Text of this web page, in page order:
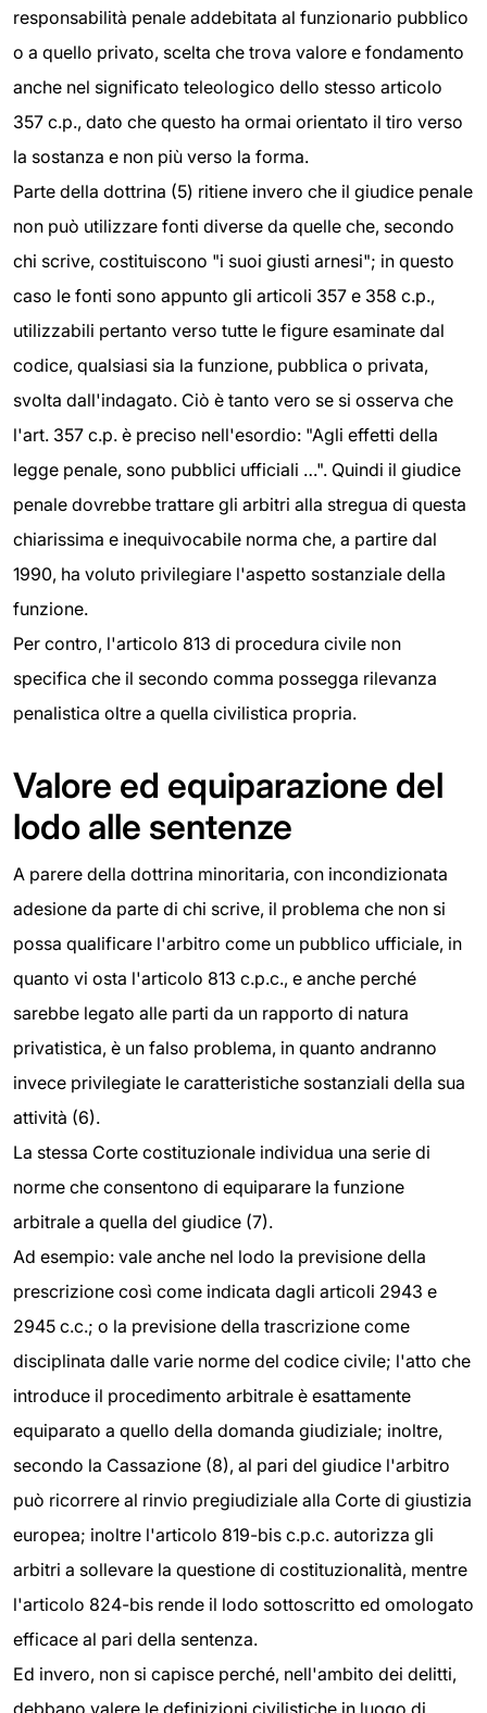
responsabilità penale addebitata al funzionario pubblico
o a quello privato, scelta che trova valore e fondamento
anche nel significato teleologico dello stesso articolo
357 c.p., dato che questo ha ormai orientato il tiro verso
la sostanza e non più verso la forma.
Parte della dottrina (5) ritiene invero che il giudice penale
non può utilizzare fonti diverse da quelle che, secondo
chi scrive, costituiscono "i suoi giusti arnesi"; in questo
caso le fonti sono appunto gli articoli 357 e 358 c.p.,
utilizzabili pertanto verso tutte le figure esaminate dal
codice, qualsiasi sia la funzione, pubblica o privata,
svolta dall'indagato. Ciò è tanto vero se si osserva che
l'art. 357 c.p. è preciso nell'esordio: "Agli effetti della
legge penale, sono pubblici ufficiali …". Quindi il giudice
penale dovrebbe trattare gli arbitri alla stregua di questa
chiarissima e inequivocabile norma che, a partire dal
1990, ha voluto privilegiare l'aspetto sostanziale della
funzione.
Per contro, l'articolo 813 di procedura civile non
specifica che il secondo comma possegga rilevanza
penalistica oltre a quella civilistica propria.
Valore ed equiparazione del
lodo alle sentenze
A parere della dottrina minoritaria, con incondizionata
adesione da parte di chi scrive, il problema che non si
possa qualificare l'arbitro come un pubblico ufficiale, in
quanto vi osta l'articolo 813 c.p.c., e anche perché
sarebbe legato alle parti da un rapporto di natura
privatistica, è un falso problema, in quanto andranno
invece privilegiate le caratteristiche sostanziali della sua
attività (6).
La stessa Corte costituzionale individua una serie di
norme che consentono di equiparare la funzione
arbitrale a quella del giudice (7).
Ad esempio: vale anche nel lodo la previsione della
prescrizione così come indicata dagli articoli 2943 e
2945 c.c.; o la previsione della trascrizione come
disciplinata dalle varie norme del codice civile; l'atto che
introduce il procedimento arbitrale è esattamente
equiparato a quello della domanda giudiziale; inoltre,
secondo la Cassazione (8), al pari del giudice l'arbitro
può ricorrere al rinvio pregiudiziale alla Corte di giustizia
europea; inoltre l'articolo 819-bis c.p.c. autorizza gli
arbitri a sollevare la questione di costituzionalità, mentre
l'articolo 824-bis rende il lodo sottoscritto ed omologato
efficace al pari della sentenza.
Ed invero, non si capisce perché, nell'ambito dei delitti,
debbano valere le definizioni civilistiche in luogo di